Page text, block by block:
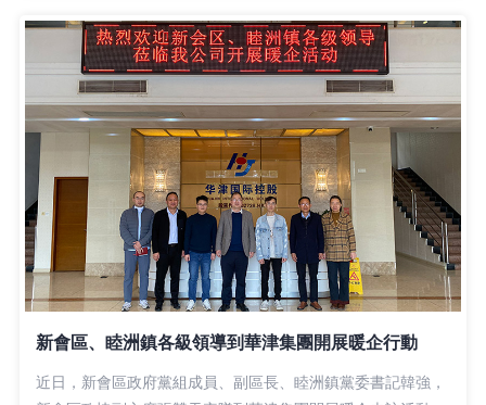
新會區、睦洲鎮各級領導到華津集團開展暖企行動
近日，新會區政府黨組成員、副區長、睦洲鎮黨委書記韓強，